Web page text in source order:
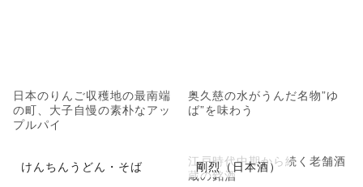
日本のりんご収穫地の最南端
の町、大子自慢の素朴なアッ
プルパイ
奥久慈の水がうんだ名物”ゆ
ば”を味わう
けんちんうどん・そば 剛烈（日本酒）
江戸時代中期から続く老舗酒
蔵の銘酒